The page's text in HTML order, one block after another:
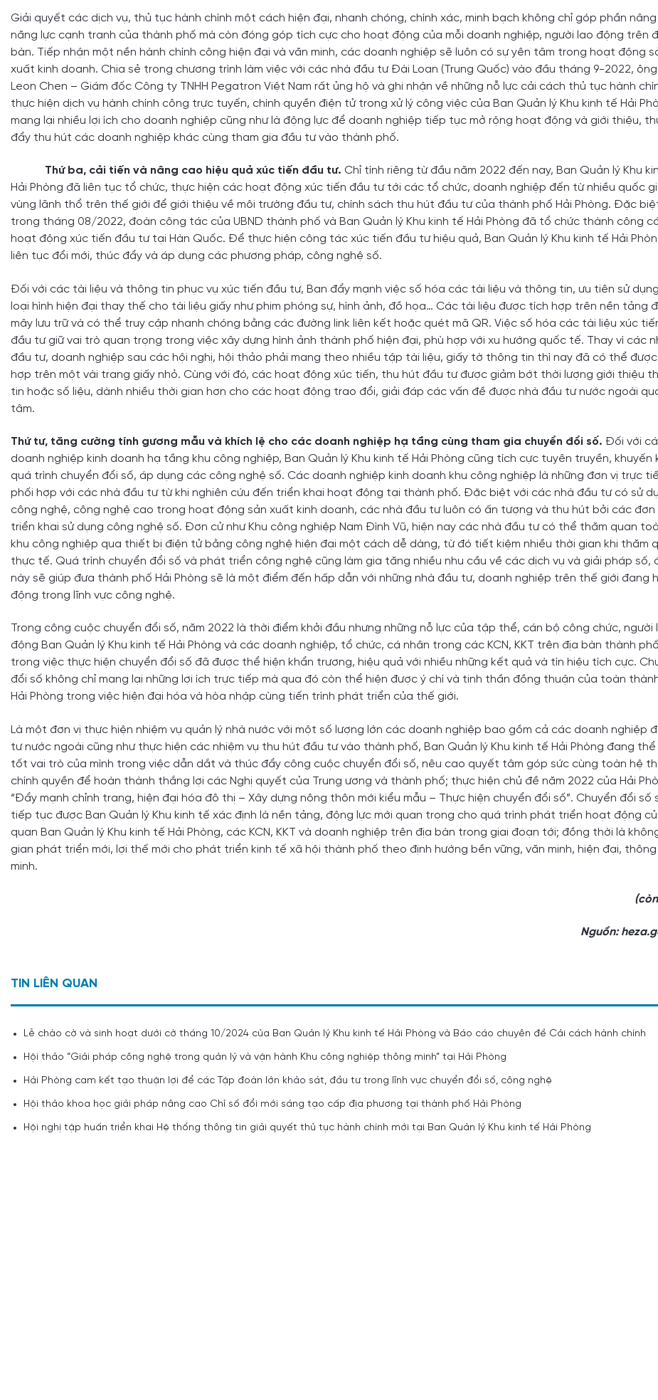
Giải quyết các dịch vụ, thủ tục hành chính một cách hiện đại, nhanh chóng, chính xác, minh bạch không chỉ góp phần
năng lực cạnh tranh của thành phố mà còn đóng góp tích cực cho hoạt động của mỗi doanh nghiệp, người lao động trên
bàn. Tiếp nhận một nền hành chính công hiện đại và văn minh, các doanh nghiệp sẽ luôn có sự yên tâm trong hoạt động
xuất kinh doanh. Chia sẻ trong chương trình làm việc với các nhà đầu tư Đài Loan (Trung Quốc) vào đầu tháng 9-2022, ông
Leon Chen – Giám đốc Công ty TNHH Pegatron Việt Nam rất ủng hộ và ghi nhận về những nỗ lực cải cách thủ tục hành
thực hiện dịch vụ hành chính công trực tuyến, chính quyền điện tử trong xử lý công việc của Ban Quản lý Khu kinh tế Hải
mang lại nhiều lợi ích cho doanh nghiệp cũng như là động lực để doanh nghiệp tiếp tục mở rộng hoạt động và giới thiệu,
đẩy thu hút các doanh nghiệp khác cùng tham gia đầu tư vào thành phố.
Thứ ba, cải tiến và nâng cao hiệu quả xúc tiến đầu tư. Chỉ tính riêng từ đầu năm 2022 đến nay, Ban Quản lý Khu
Hải Phòng đã liên tục tổ chức, thực hiện các hoạt động xúc tiến đầu tư tới các tổ chức, doanh nghiệp đến từ nhiều quốc
vùng lãnh thổ trên thế giới để giới thiệu về môi trường đầu tư, chính sách thu hút đầu tư của thành phố Hải Phòng. Đặc
trong tháng 08/2022, đoàn công tác của UBND thành phố và Ban Quản lý Khu kinh tế Hải Phòng đã tổ chức thành công
hoạt động xúc tiến đầu tư tại Hàn Quốc. Để thực hiện công tác xúc tiến đầu tư hiệu quả, Ban Quản lý Khu kinh tế Hải
liên tục đổi mới, thúc đẩy và áp dụng các phương pháp, công nghệ số.
Đối với các tài liệu và thông tin phục vụ xúc tiến đầu tư, Ban đẩy mạnh việc số hóa các tài liệu và thông tin, ưu tiên sử
loại hình hiện đại thay thế cho tài liệu giấy như phim phóng sự, hình ảnh, đồ họa… Các tài liệu được tích hợp trên nền tảng
mây lưu trữ và có thể truy cập nhanh chóng bằng các đường link liên kết hoặc quét mã QR. Việc số hóa các tài liệu xúc
đầu tư giữ vai trò quan trọng trong việc xây dựng hình ảnh thành phố hiện đại, phù hợp với xu hướng quốc tế. Thay vì các
đầu tư, doanh nghiệp sau các hội nghị, hội thảo phải mang theo nhiều tập tài liệu, giấy tờ thông tin thì nay đã có thể
hợp trên một vài trang giấy nhỏ. Cùng với đó, các hoạt động xúc tiến, thu hút đầu tư được giảm bớt thời lượng giới thiệu
tin hoặc số liệu, dành nhiều thời gian hơn cho các hoạt động trao đổi, giải đáp các vấn đề được nhà đầu tư nước ngoài
tâm.
Thứ tư, tăng cường tính gương mẫu và khích lệ cho các doanh nghiệp hạ tầng cùng tham gia chuyển đổi số. Đối với
doanh nghiệp kinh doanh hạ tầng khu công nghiệp, Ban Quản lý Khu kinh tế Hải Phòng cũng tích cực tuyên truyền, khuyến
quá trình chuyển đổi số, áp dụng các công nghệ số. Các doanh nghiệp kinh doanh khu công nghiệp là những đơn vị trực
phối hợp với các nhà đầu tư từ khi nghiên cứu đến triển khai hoạt động tại thành phố. Đặc biệt với các nhà đầu tư có sử
công nghệ, công nghệ cao trong hoạt động sản xuất kinh doanh, các nhà đầu tư luôn có ấn tượng và thu hút bởi các đơn
triển khai sử dụng công nghệ số. Đơn cử như Khu công nghiệp Nam Đình Vũ, hiện nay các nhà đầu tư có thể thăm quan
khu công nghiệp qua thiết bị điện tử bằng công nghệ hiện đại một cách dễ dàng, từ đó tiết kiệm nhiều thời gian khi thăm
thực tế. Quá trình chuyển đổi số và phát triển công nghệ cũng làm gia tăng nhiều nhu cầu về các dịch vụ và giải pháp số,
này sẽ giúp đưa thành phố Hải Phòng sẽ là một điểm đến hấp dẫn với những nhà đầu tư, doanh nghiệp trên thế giới đang
động trong lĩnh vực công nghệ.
Trong công cuộc chuyển đổi số, năm 2022 là thời điểm khởi đầu nhưng những nỗ lực của tập thể, cán bộ công chức, người
động Ban Quản lý Khu kinh tế Hải Phòng và các doanh nghiệp, tổ chức, cá nhân trong các KCN, KKT trên địa bàn thành phố
trong việc thực hiện chuyển đổi số đã được thể hiện khẩn trương, hiệu quả với nhiều những kết quả và tín hiệu tích cực.
đổi số không chỉ mang lại những lợi ích trực tiếp mà qua đó còn thể hiện được ý chí và tinh thần đồng thuận của toàn
Hải Phòng trong việc hiện đại hóa và hòa nhập cùng tiến trình phát triển của thế giới.
Là một đơn vị thực hiện nhiệm vụ quản lý nhà nước với một số lượng lớn các doanh nghiệp bao gồm cả các doanh nghiệp
tư nước ngoài cũng như thực hiện các nhiệm vụ thu hút đầu tư vào thành phố, Ban Quản lý Khu kinh tế Hải Phòng đang thể
tốt vai trò của mình trong việc dẫn dắt và thúc đẩy công cuộc chuyển đổi số, nêu cao quyết tâm góp sức cùng toàn hệ
chính quyền để hoàn thành thắng lợi các Nghị quyết của Trung ương và thành phố; thực hiện chủ đề năm 2022 của Hải
“Đẩy mạnh chỉnh trang, hiện đại hóa đô thị – Xây dựng nông thôn mới kiểu mẫu – Thực hiện chuyển đổi số”. Chuyển đổi số
tiếp tục được Ban Quản lý Khu kinh tế xác định là nền tảng, động lực mới quan trọng cho quá trình phát triển hoạt động
quan Ban Quản lý Khu kinh tế Hải Phòng, các KCN, KKT và doanh nghiệp trên địa bàn trong giai đoạn tới; đồng thời là
gian phát triển mới, lợi thế mới cho phát triển kinh tế xã hội thành phố theo định hướng bền vững, văn minh, hiện đại, thông
minh.
Nguồn:
TIN LIÊN QUAN
Lễ chào cờ và sinh hoạt dưới cờ tháng 10/2024 của Ban Quản lý Khu kinh tế Hải Phòng và Báo cáo chuyên đề Cải cách hành chính
Hội thảo “Giải pháp công nghệ trong quản lý và vận hành Khu công nghiệp thông minh” tại Hải Phòng
Hải Phòng cam kết tạo thuận lợi để các Tập đoàn lớn khảo sát, đầu tư trong lĩnh vực chuyển đổi số, công nghệ
Hội thảo khoa học giải pháp nâng cao Chỉ số đổi mới sáng tạo cấp địa phương tại thành phố Hải Phòng
Hội nghị tập huấn triển khai Hệ thống thông tin giải quyết thủ tục hành chính mới tại Ban Quản lý Khu kinh tế Hải Phòng